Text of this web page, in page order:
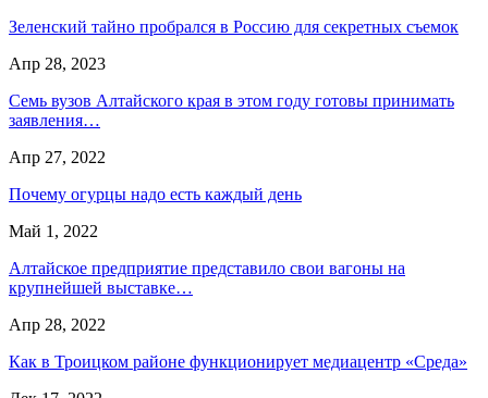
Зеленский тайно пробрался в Россию для секретных съемок
Апр 28, 2023
Семь вузов Алтайского края в этом году готовы принимать
заявления…
Апр 27, 2022
Почему огурцы надо есть каждый день
Май 1, 2022
Алтайское предприятие представило свои вагоны на
крупнейшей выставке…
Апр 28, 2022
Как в Троицком районе функционирует медиацентр «Среда»